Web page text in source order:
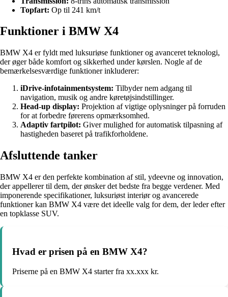
Topfart: Op til 241 km/t
Funktioner i BMW X4
BMW X4 er fyldt med luksuriøse funktioner og avanceret teknologi,
der øger både komfort og sikkerhed under kørslen. Nogle af de
bemærkelsesværdige funktioner inkluderer:
iDrive-infotainmentsystem: Tilbyder nem adgang til
navigation, musik og andre køretøjsindstillinger.
Head-up display: Projektion af vigtige oplysninger på forruden
for at forbedre førerens opmærksomhed.
Adaptiv fartpilot: Giver mulighed for automatisk tilpasning af
hastigheden baseret på trafikforholdene.
Afsluttende tanker
BMW X4 er den perfekte kombination af stil, ydeevne og innovation,
der appellerer til dem, der ønsker det bedste fra begge verdener. Med
imponerende specifikationer, luksuriøst interiør og avancerede
funktioner kan BMW X4 være det ideelle valg for dem, der leder efter
en topklasse SUV.
Hvad er prisen på en BMW X4?
Priserne på en BMW X4 starter fra xx.xxx kr.